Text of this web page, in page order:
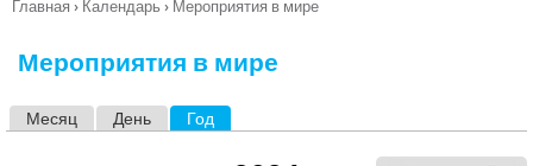
Вы
Главная › Календарь › Мероприятия в мире
Мероприятия в мире
Месяц День Год